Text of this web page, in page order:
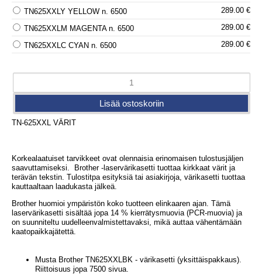
TN625XXLY YELLOW n. 6500 289.00 €
TN625XXLM MAGENTA n. 6500 289.00 €
TN625XXLC CYAN n. 6500 289.00 €
TN-625XXL VÄRIT
Korkealaatuiset tarvikkeet ovat olennaisia erinomaisen tulostusjäljen
saavuttamiseksi. Brother -laservärikasetti tuottaa kirkkaat värit ja
terävän tekstin. Tulostitpa esityksiä tai asiakirjoja, värikasetti tuottaa
kauttaaltaan laadukasta jälkeä.
Brother huomioi ympäristön koko tuotteen elinkaaren ajan. Tämä
laservärikasetti sisältää jopa 14 % kierrätysmuovia (PCR‑muovia) ja
on suunniteltu uudelleenvalmistettavaksi, mikä auttaa vähentämään
kaatopaikkajätettä.
Musta Brother TN625XXLBK - värikasetti (yksittäispakkaus).
Riittoisuus jopa 7500 sivua.